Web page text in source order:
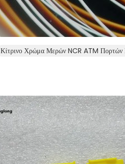
Κίτρινο Χρώμα Μερών NCR ATM Πορτών